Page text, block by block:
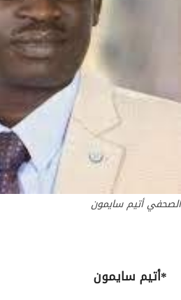
الصحفي أتيم سايمون
*أتيم سايمون